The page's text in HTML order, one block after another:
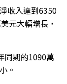
收入達到6350
元大幅增長，
同期的1090萬
。